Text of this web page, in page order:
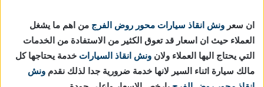
ان سعر ونش انقاذ سيارات محور روض الفرج من اهم ما يشغل
العملاء حيث ان اسعار قد تعوق الكثير من الاستفادة من الخدمات
التي يحتاج اليها العملاء ولان ونش انقاذ السيارات خدمة يحتاجها كل
مالك سيارة اثناء السير لانها خدمة ضرورية جدا لذلك نقدم ونش